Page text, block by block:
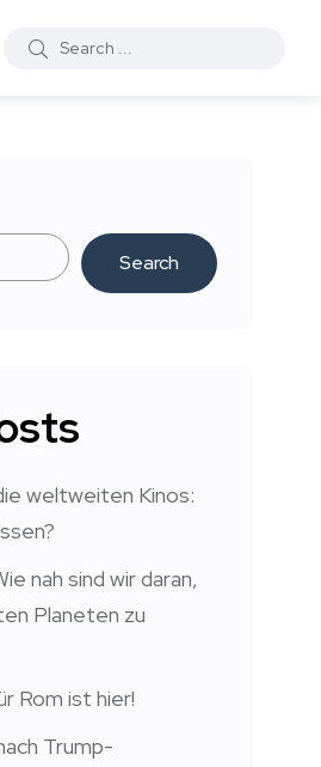
Search
weltweiten Kinos:
nah sind wir daran,
Planeten zu
Rom ist hier!
Trump-